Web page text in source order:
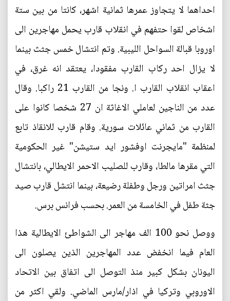
احداهما لا يتجاوز عمرها ثمانية اشهر، كانتا من بين ستة
اشخاص لقوا حتفهم في انقلاب قارب يحمل مهاجرين الى
اوروبا قبالة السواحل الليبية. وتم انتشال خمس جثث بينما
لا يزال احد ركاب القارب مفقودا، يعتقد انه غرق، في
اعقاب انقلاب القارب ا. ونجا من القارب 21 راكبا. وقال
عدد من الناجين لعاملي الاغاثة ان 27 شخصا كانوا على
القارب من ثماني عائلات سورية. وقام قارب للانقاذ تابع
لمنظمة "مايجرنت اوفشور ايد ستيشن" غير الحكومية
التي مقرها مالطا، وقارب للصليب الاحمر الايطالي، بانتشال
جثث امراتين ورجل وطفلة رضيعة، بينما انتشل قارب صيد
جثة طفل في الخامسة من العمر. بحسب فرانس برس.
ووصل نحو 100 الف مهاجر الى الشواطئ الايطالية هذا
العام فيما انخفض عدد المهاجرين الذين يصلون الى
اليونان بشكل كبير منذ التوصل الى اتفاق بين الاتحاد
الاوروبي وتركيا في اذار/مارس الماضي. ولقي اكثر من